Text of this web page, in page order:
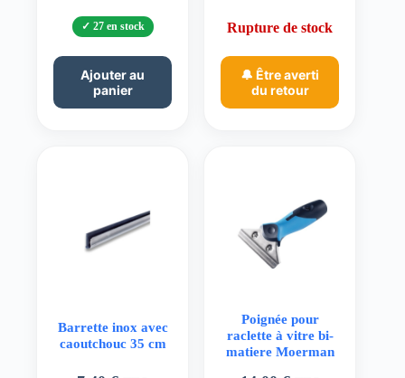
27 en stock
Ajouter au
panier
Rupture de stock
🔔 Être averti
du retour
Barrette inox avec
caoutchouc 35 cm
Poignée pour
raclette à vitre bi-
matiere Moerman